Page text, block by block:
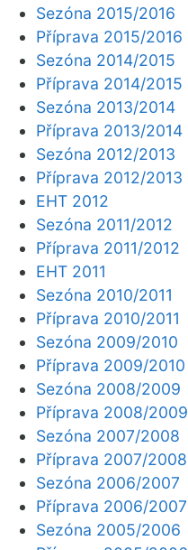
Sezóna 2015/2016
Příprava 2015/2016
Sezóna 2014/2015
Příprava 2014/2015
Sezóna 2013/2014
Příprava 2013/2014
Sezóna 2012/2013
Příprava 2012/2013
EHT 2012
Sezóna 2011/2012
Příprava 2011/2012
EHT 2011
Sezóna 2010/2011
Příprava 2010/2011
Sezóna 2009/2010
Příprava 2009/2010
Sezóna 2008/2009
Příprava 2008/2009
Sezóna 2007/2008
Příprava 2007/2008
Sezóna 2006/2007
Příprava 2006/2007
Sezóna 2005/2006